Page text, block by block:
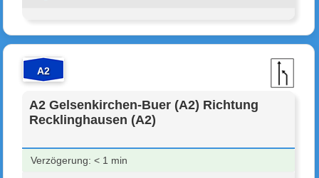
A2
A2 Gelsenkirchen-Buer (A2) Richtung
Recklinghausen (A2)
Verzögerung: < 1 min